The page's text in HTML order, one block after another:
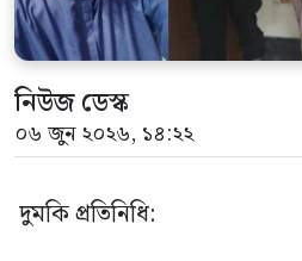
নিউজ ডেস্ক
০৬ জুন ২০২৬, ১৪:২২
দুমকি প্রতিনিধি: